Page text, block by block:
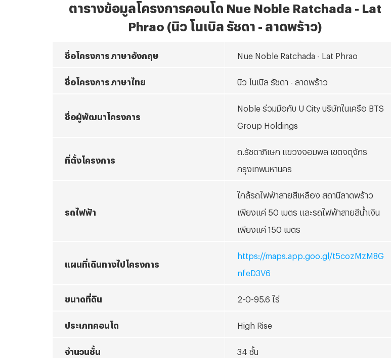
ตารางข้อมูลโครงการคอนโด Nue Noble Ratchada - Lat
Phrao (นิว โนเบิล รัชดา - ลาดพร้าว)
ชื่อโครงการ ภาษาอังกฤษ Nue Noble Ratchada - Lat Phrao
ชื่อโครงการ ภาษาไทย นิว โนเบิล รัชดา - ลาดพร้าว
ชื่อผู้พัฒนาโครงการ
Noble ร่วมมือกับ U City บริษัทในเครือ BTS
Group Holdings
ที่ตั้งโครงการ
ถ.รัชดาภิเษก แขวงจอมพล เขตจตุจักร
กรุงเทพมหานคร
รถไฟฟ้า
ใกล้รถไฟฟ้าสายสีเหลือง สถานีลาดพร้าว
เพียงแค่ 50 เมตร และรถไฟฟ้าสายสีน้ำเงิน
เพียงแค่ 150 เมตร
แผนที่เดินทางไปโครงการ
https://maps.app.goo.gl/t5cozMzM8G
nfeD3V6
ขนาดที่ดิน 2-0-95.6 ไร่
ประเภทคอนโด High Rise
จำนวนชั้น 34 ชั้น